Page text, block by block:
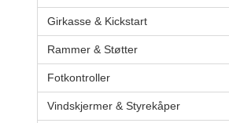
Girkasse & Kickstart
Rammer & Støtter
Fotkontroller
Vindskjermer & Styrekåper